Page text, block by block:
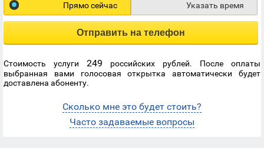
Прямо сейчас Указать время
Отправить на телефон
Стоимость услуги 249 российских рублей. После оплаты
выбранная вами голосовая открытка автоматически будет
доставлена абоненту.
Сколько мне это будет стоить?
Часто задаваемые вопросы